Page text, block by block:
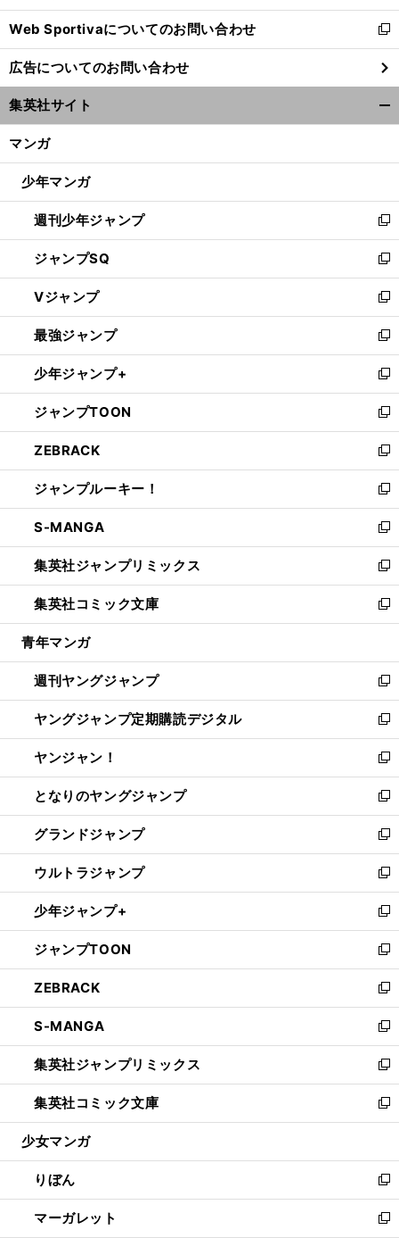
開
く
Web Sportivaについてのお問い合わせ
新
し
い
ウ
ィ
ン
ウ
開
く
広告についてのお問い合わせ
集英社サイト
マンガ
少年マンガ
週刊少年ジャンプ
新
し
い
ウ
ィ
ン
ド
ウ
で
開
く
ジャンプSQ
新
し
い
ウ
ィ
ン
ド
ウ
で
開
く
Vジャンプ
新
し
い
ウ
ィ
ン
ド
ウ
で
開
く
最強ジャンプ
新
し
い
ウ
ィ
ン
ド
ウ
で
開
く
少年ジャンプ+
新
し
い
ウ
ィ
ン
ド
ウ
で
開
く
ジャンプTOON
新
し
い
ウ
ィ
ン
ド
ウ
で
開
く
ZEBRACK
新
し
い
ウ
ィ
ン
ド
ウ
で
開
ジャンプルーキー！
新
し
い
ウ
ィ
ン
ド
ウ
開
く
S-MANGA
新
し
い
ウ
ィ
ン
ウ
で
開
く
集英社ジャンプリミックス
新
し
い
ウ
ン
ド
ウ
で
開
く
集英社コミック文庫
新
し
ウ
ィ
ン
ド
ウ
で
開
く
青年マンガ
週刊ヤングジャンプ
新
し
い
ウ
ィ
ン
ド
ウ
で
開
く
ヤングジャンプ定期購読デジタル
新
し
い
ウ
ィ
ン
ド
ウ
で
開
く
ヤンジャン！
新
し
い
ウ
ィ
ン
ド
ウ
で
開
く
となりのヤングジャンプ
新
し
い
ウ
ィ
ン
ド
ウ
で
開
く
グランドジャンプ
新
し
い
ウ
ィ
ン
ド
ウ
で
開
く
ウルトラジャンプ
新
し
い
ウ
ィ
ン
ド
ウ
で
開
く
少年ジャンプ+
新
し
い
ウ
ィ
ン
ド
ウ
で
開
く
ジャンプTOON
新
し
い
ウ
ィ
ン
ド
ウ
で
開
ZEBRACK
新
し
い
ウ
ィ
ン
ド
ウ
開
く
S-MANGA
新
し
い
ウ
ィ
ン
ウ
で
開
く
集英社ジャンプリミックス
新
し
い
ウ
ン
ド
ウ
で
集英社コミック文庫
新
し
ウ
ィ
ン
ド
少女マンガ
りぼん
新
し
い
マーガレット
新